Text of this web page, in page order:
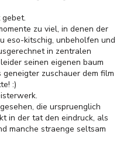
zu viel, in denen der
eso-kitschig, unbeholfen und
in zentralen
seinen eigenen baum
zuschauer dem film
:)
die urspruenglich
in der tat den eindruck, als
manche straenge seltsam